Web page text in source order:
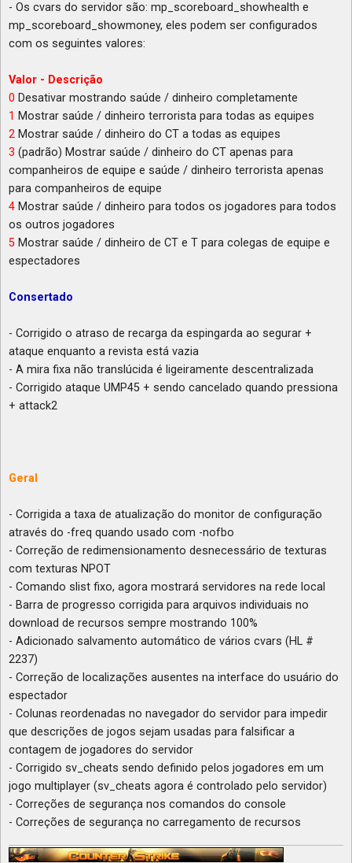
- Os cvars do servidor são: mp_scoreboard_showhealth e
mp_scoreboard_showmoney, eles podem ser configurados
com os seguintes valores:
Valor - Descrição
0 Desativar mostrando saúde / dinheiro completamente
1 Mostrar saúde / dinheiro terrorista para todas as equipes
2 Mostrar saúde / dinheiro do CT a todas as equipes
3 (padrão) Mostrar saúde / dinheiro do CT apenas para
companheiros de equipe e saúde / dinheiro terrorista apenas
para companheiros de equipe
4 Mostrar saúde / dinheiro para todos os jogadores para todos
os outros jogadores
5 Mostrar saúde / dinheiro de CT e T para colegas de equipe e
espectadores
Consertado
- Corrigido o atraso de recarga da espingarda ao segurar +
ataque enquanto a revista está vazia
- A mira fixa não translúcida é ligeiramente descentralizada
- Corrigido ataque UMP45 + sendo cancelado quando pressiona
+ attack2
Geral
- Corrigida a taxa de atualização do monitor de configuração
através do -freq quando usado com -nofbo
- Correção de redimensionamento desnecessário de texturas
com texturas NPOT
- Comando slist fixo, agora mostrará servidores na rede local
- Barra de progresso corrigida para arquivos individuais no
download de recursos sempre mostrando 100%
- Adicionado salvamento automático de vários cvars (HL #
2237)
- Correção de localizações ausentes na interface do usuário do
espectador
- Colunas reordenadas no navegador do servidor para impedir
que descrições de jogos sejam usadas para falsificar a
contagem de jogadores do servidor
- Corrigido sv_cheats sendo definido pelos jogadores em um
jogo multiplayer (sv_cheats agora é controlado pelo servidor)
- Correções de segurança nos comandos do console
- Correções de segurança no carregamento de recursos